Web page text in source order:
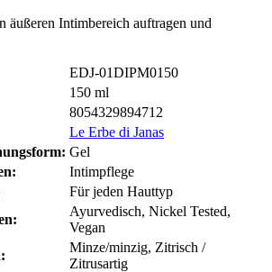
äußeren Intimbereich auftragen und
EDJ-01DIPM0150
150 ml
8054329894712
Le Erbe di Janas
Gel
Intimpflege
Für jeden Hauttyp
Ayurvedisch, Nickel Tested,
Vegan
Minze/minzig, Zitrisch /
Zitrusartig